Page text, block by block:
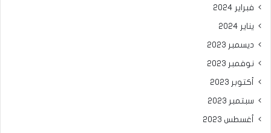
فبراير 2024
يناير 2024
ديسمبر 2023
نوفمبر 2023
أكتوبر 2023
سبتمبر 2023
أغسطس 2023